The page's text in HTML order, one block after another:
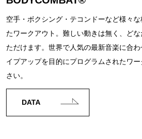
空手・ボクシング・テコンドーなど様々
たワークアウト。難しい動きは無く、ど
ただけます。世界で人気の最新音楽に合
イプアップを目的にプログラムされたワ
さい。
DATA